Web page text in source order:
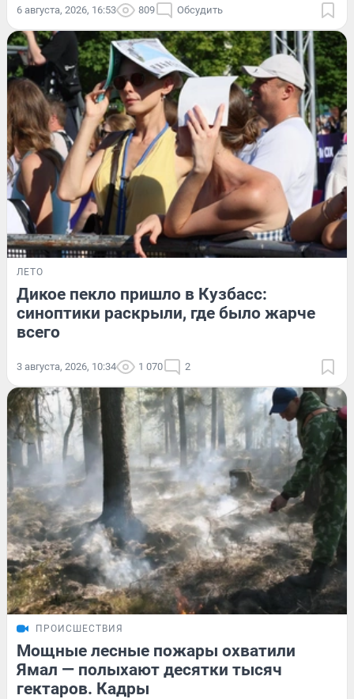
6 августа, 2026, 16:53 809 Обсудить
ЛЕТО
Дикое пекло пришло в Кузбасс:
синоптики раскрыли, где было жарче
всего
3 августа, 2026, 10:34 1 070 2
ПРОИСШЕСТВИЯ
Мощные лесные пожары охватили
Ямал — полыхают десятки тысяч
гектаров. Кадры